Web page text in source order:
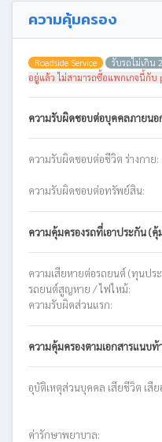
ความคุ้มครอง
Roadside Service รับรถไม่เกิน
อยู่แล้ว ไม่สามารถซื้อแพกเกจนี้กับ
ความรับผิดชอบต่อบุคคลภายน
ความรับผิดชอบต่อชีวิต ร่างกาย:
ความรับผิดชอบต่อทรัพย์สิน:
ความคุ้มครองรถที่เอาประกัน (คุ้
ความเสียหายต่อรถยนต์ (ทุนปร
รถยนต์สูญหาย / ไฟไหม้:
ความรับผิดส่วนแรก:
ความคุ้มครองตามเอกสารแนบท้
อุบัติเหตุส่วนบุคคล เสียชีวิต เสีย
ค่ารักษาพยาบาล: